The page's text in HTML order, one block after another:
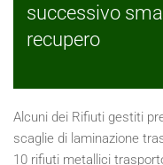
successivo
recupero
Alcuni dei Rifiuti gestiti presso l'impianto: Codice CER 02 01 04 scaglie di laminazione trasporto smaltimento Codice CER 02 01 10 rifiuti metallici trasporto smaltimento Codice CER 03 01 01 scarti di corteccia e sughero trasporto smaltimento Codice CER 03 01 04 * segatura, trucioli, residui di taglio, legno, pannelli di truciolare e piallacci contenenti sostanze pericolose trasporto smaltimento Espandi Codice CER 03 01 05 segatura, trucioli, residui di taglio, legno, pannelli di truciolare e piallacci diversi da quelli di cui alla voce 030104 trasporto smaltimento Codice CER 03 03 01 scarti di corteccia e legno trasporto smaltimento Codice CER 04 01 08 cuoio conciato (scarti, cascami, ritagli, polveri di lucidatura, contenenti cromo trasporto smaltimento Codice CER 04 01 09 rifiuti delle operazioni di confezionamento e finitura trasporto smaltimento Codice CER 04 02 09 rifiuti da materiali compositi (fibre impregnate, elastomeri, plastomeri) trasporto smaltimento Codice CER 04 02 21 rifiuti da fibre tessili grezze trasporto smaltimento Codice CER 04 02 22 rifiuti da fibre tessili lavorate trasporto smaltimento Codice CER 04 02 99 rifiuti non specificati altrimenti (limitatamente a sfridi e scarti tessili misti del confezionamento dei sedili per auto e varie misti con il ferro) trasporto smaltimento Codice CER 07 02 99 rifiuti non specificati altrimenti (limitatamente a gomma e sfridi di gomma) trasporto smaltimento Codice CER 08 03 17* toner per stampa esauriti contenenti sostanze pericolose trasporto smaltimento Codice CER 08 03 18 toner per stampa esauriti diversi da quelli di cui alla voce 080317* trasporto smaltimento Codice CER 09 01 07 carta e pellicole per fotografia, contenenti argento o composti dell' argento trasporto smaltimento Codice CER 09 01 08 carta e pellicole per fotografia, non contenenti argento o composti dell' argento trasporto smaltimento Codice CER 10 02 10 scaglie di laminazione trasporto smaltimento Codice CER 10 12 06 stampi di scarto trasporto smaltimento Codice CER 11 02 06 rifiuti della lavorazione idrometallurgica del rame, diversi da quelli di cui alla voce 110205 trasporto smaltimento Codice CER 11 05 01 zinco solido trasporto smaltimento Codice CER 11 05 02 ceneri di zinco trasporto smaltimento Codice CER 11 05 03* rifiuti solidi prodotti dal trattamento dei fumi trasporto smaltimento Codice CER 12 01 01 limatura e trucioli di metalli ferrosi trasporto smaltimento Codice CER 12 01 02 polveri e particolato di metalli ferrosi trasporto smaltimento Codice CER 12 01 03 limatura, scaglie e polveri di metalli non ferrosi trasporto smaltimento Codice CER 12 01 04 polveri e particolato di metalli non ferrosi trasporto smaltimento Codice CER 12 01 05 limatura e trucioli di materiali plastici trasporto smaltimento Codice CER 12 01 99 rifiuti non specificati altrimenti (limitatamente a carta abrasiva, dischi e mole abrasive, polvere e sabbia abrasiva) trasporto smaltimento Codice CER 13 02 04 * scarti di olio minerale per motori, ingranaggi e lubrificazione, clorurati trasporto smaltimento Codice CER 13 02 05 * scarti di olio minerale per motori, ingranaggi e lubrificazione, non clorurati trasporto smaltimento Codice CER 13 02 06* scarti di olio sintetico per motori, ingranaggi e lubrificazione trasporto smaltimento Codice CER 13 02 07* olio per motori, ingranaggi e lubrificazione, facilmente biodegradabile trasporto smaltimento Codice CER 13 02 08* altri oli per motori, ingranaggi e lubrificazione trasporto smaltimento Codice CER 15 01 01 imballaggi in carta e cartone trasporto smaltimento Codice CER 15 01 02 imballaggi in plastica trasporto smaltimento Codice CER 15 01 03 imballaggi in legno trasporto smaltimento Codice CER 15 01 04 imballaggi metallici trasporto smaltimento Codice CER 15 01 05 imballaggi compositi trasporto smaltimento Codice CER 15 01 06